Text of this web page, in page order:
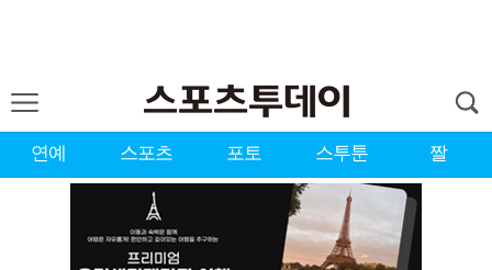
연예 스포츠 포토 스투툰 짤